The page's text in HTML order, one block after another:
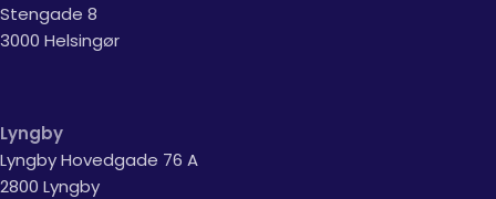
Stengade 8
3000 Helsingør
Lyngby
Lyngby Hovedgade 76 A
2800 Lyngby